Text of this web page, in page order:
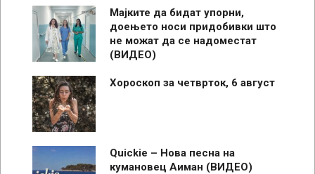
Мајките да бидат упорни,
доењето носи придобивки што
не можат да се надоместат
(ВИДЕО)
Хороскоп за четврток, 6 август
Quickie – Нова песна на
кумановец Аиман (ВИДЕО)